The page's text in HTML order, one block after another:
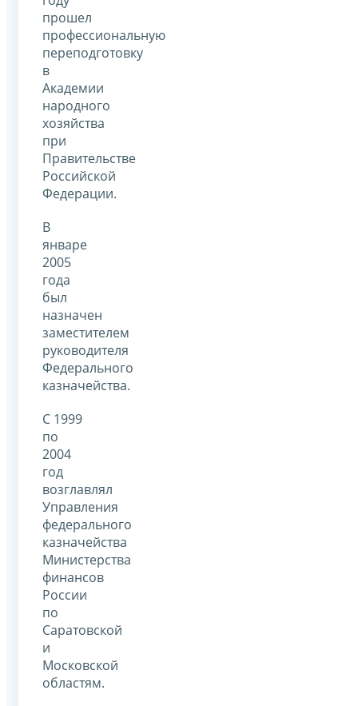
прошел
профессиональную
переподготовку
в
Академии
народного
хозяйства
при
Правительстве
Российской
Федерации.
В
январе
2005
года
был
назначен
заместителем
руководителя
Федерального
казначейства.
С 1999
по
2004
год
возглавлял
Управления
федерального
казначейства
Министерства
финансов
России
по
Саратовской
и
Московской
областям.